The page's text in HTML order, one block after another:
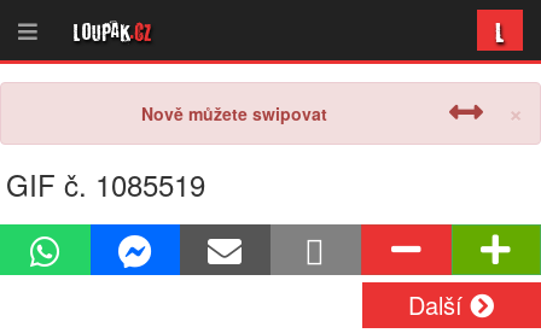
Loupak.cz L
×
Nově můžete swipovat
GIF č. 1085519
Další